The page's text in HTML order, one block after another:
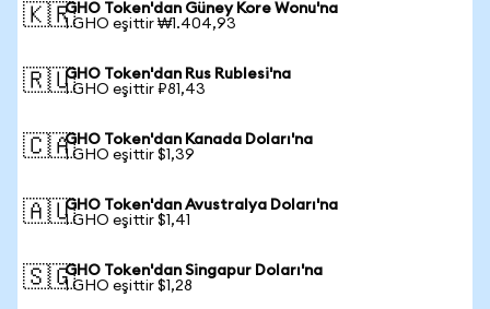
🇰🇷GHO Token'dan Güney Kore Wonu'na
1 GHO eşittir ₩1.404,93
🇷🇺GHO Token'dan Rus Rublesi'na
1 GHO eşittir ₽81,43
🇨🇦GHO Token'dan Kanada Doları'na
1 GHO eşittir $1,39
🇦🇺GHO Token'dan Avustralya Doları'na
1 GHO eşittir $1,41
🇸🇬GHO Token'dan Singapur Doları'na
1 GHO eşittir $1,28